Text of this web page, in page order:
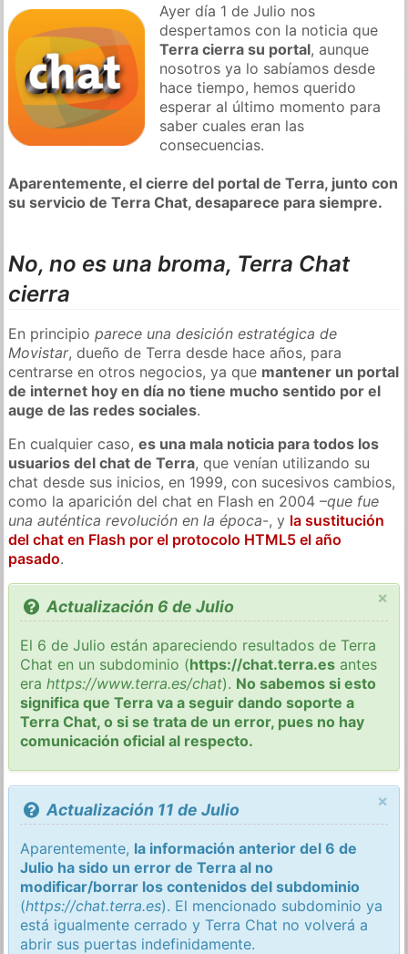
Ayer día 1 de Julio nos
despertamos con la noticia que
Terra cierra su portal, aunque
nosotros ya lo sabíamos desde
hace tiempo, hemos querido
esperar al último momento para
saber cuales eran las
consecuencias.
Aparentemente, el cierre del portal de Terra, junto con
su servicio de Terra Chat, desaparece para siempre.
No, no es una broma, Terra Chat
cierra
En principioparece una desición estratégica de
Movistar, dueño de Terra desde hace años, para
centrarse en otros negocios, ya que mantener un portal
de internet hoy en día no tiene mucho sentido por el
auge de las redes sociales.
En cualquier caso,es una mala noticia para todos los
usuarios del chat de Terra, que venían utilizando su
chat desde sus inicios, en 1999, con sucesivos cambios,
como la aparición del chat en Flash en 2004 –que fue
una auténtica revolución en la época-, y la sustitución
del chat en Flash por el protocolo HTML5 el año
pasado.
×
Actualización 6 de Julio
El 6 de Julio están apareciendo resultados de Terra
Chat en un subdominio (https://chat.terra.es antes
erahttps://www.terra.es/chat). No sabemos si esto
significa que Terra va a seguir dando soporte a
Terra Chat, o si se trata de un error, pues no hay
comunicación oficial al respecto.
×
Actualización 11 de Julio
Aparentemente, la información anterior del 6 de
Julio ha sido un error de Terra al no
modificar/borrar los contenidos del subdominio
(https://chat.terra.es). El mencionado subdominio ya
está igualmente cerrado y Terra Chat no volverá a
abrir sus puertas indefinidamente.